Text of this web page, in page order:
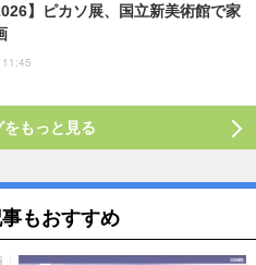
】ピカソ展、国立新美術館で家
をもっと見る
もおすすめ